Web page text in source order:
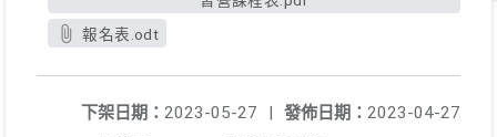
報名表.odt
發佈日期： 2023-04-27
下架日期： 2023-05-27
|